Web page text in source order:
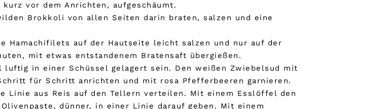
vor dem Anrichten, aufgeschäumt.
Brokkoli von allen Seiten darin braten, salzen und eine
Hamachifilets auf der Hautseite leicht salzen und nur auf der
mit etwas entstandenem Bratensaft übergießen.
luftig in einer Schüssel gelagert sein. Den weißen Zwiebelsud mit
für Schritt anrichten und mit rosa Pfefferbeeren garnieren.
Linie aus Reis auf den Tellern verteilen. Mit einem Esslöffel den
dünner, in einer Linie darauf geben. Mit einem